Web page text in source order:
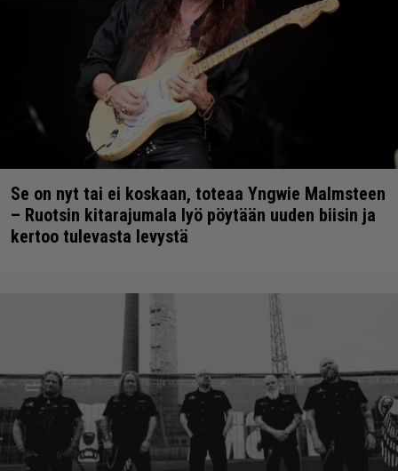
Se on nyt tai ei koskaan, toteaa Yngwie Malmsteen
– Ruotsin kitarajumala lyö pöytään uuden biisin ja
kertoo tulevasta levystä